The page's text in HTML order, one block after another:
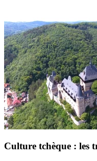
Culture tchèque : les